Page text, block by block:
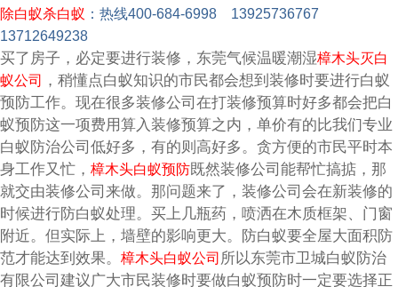
除白蚁杀白蚁 ： 热线400-684-6998 13925736767
13712649238
买了房子，必定要进行装修，东莞气候温暖潮湿樟木头灭白
蚁公司
，稍懂点白蚁知识的市民都会想到装修时要进行白蚁
预防工作。现在很多装修公司在打装修预算时好多都会把白
蚁预防这一项费用算入装修预算之内，单价有的比我们专业
白蚁防治公司低好多，有的则高好多。贪方便的市民平时本
身工作又忙， 樟木头白蚁预防既然装修公司能帮忙搞掂，那
就交由装修公司来做。那问题来了，装修公司会在新装修的
时候进行防白蚁处理。买上几瓶药，喷洒在木质框架、门窗
附近。但实际上，墙壁的影响更大。防白蚁要全屋大面积防
范才能达到效果。 樟木头白蚁公司 所以东莞市卫城白蚁防治
有限公司建议广大市民装修时要做白蚁预防时一定要选择正